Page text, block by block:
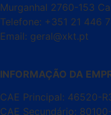
Murganhal 2760-153
Telefone: +351 21 446
Email: geral@xkt.pt
INFORMAÇÃO DA
CAE Principal: 46520-
CAE Secundário: